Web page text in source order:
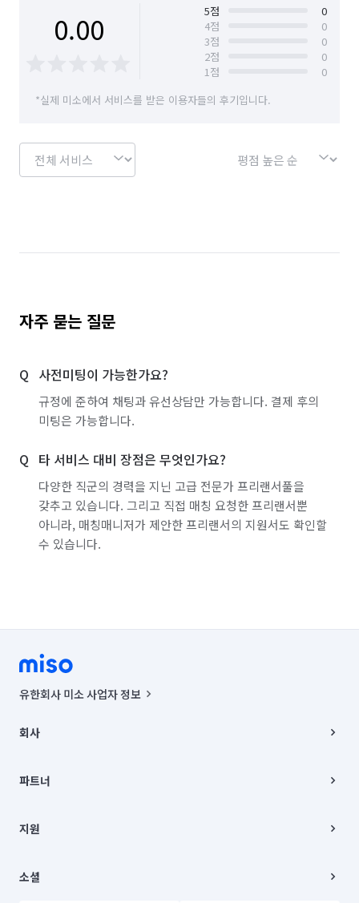
0.00 5점
0
4점
0
3점
0
2점
0
1점
0
*실제 미소에서 서비스를 받은 이용자들의 후기입니다.
자주 묻는 질문
사전미팅이 가능한가요?
규정에 준하여 채팅과 유선상담만 가능합니다. 결제 후의
미팅은 가능합니다.
타 서비스 대비 장점은 무엇인가요?
다양한 직군의 경력을 지닌 고급 전문가 프리랜서풀을
갖추고 있습니다. 그리고 직접 매칭 요청한 프리랜서뿐
아니라, 매칭매니저가 제안한 프리랜서의 지원서도 확인할
수 있습니다.
유한회사 미소 사업자 정보
00019 |
주소 | 본사: 서울특별시 종로구 율곡로 6(중학동, 트윈트리빌딩) B동 5층
컨택센터 : 서울특별시 종로구 수송동 율곡로 24, 7층, 8층 미소
상품, 상품정보, 거래에 관한 의무와 책임은 거래당사자에게 있습니다.
언론 보도 관련 문의:
© 유한회사 미소. Miso, Inc. All Rights Reserved.
회사
채용
파트너
이사
지원
이용약관
소셜